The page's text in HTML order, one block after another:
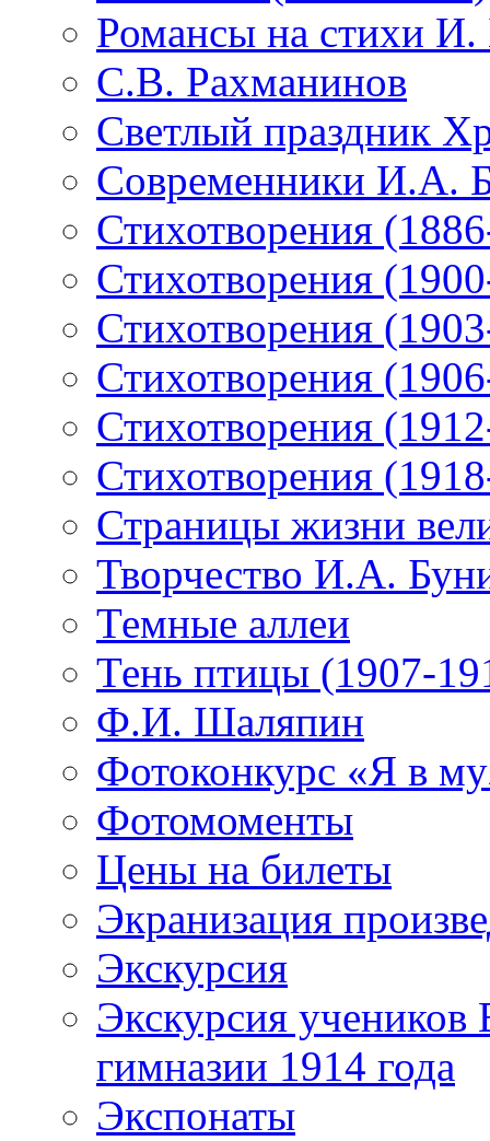
Романсы на стихи И.
С.В. Рахманинов
Светлый праздник
Современники И.А.
Стихотворения
Стихотворения
Стихотворения
Стихотворения
Стихотворения
Стихотворения
Страницы жизни
Творчество И.А.
Темные аллеи
Тень птицы (1907-
Ф.И. Шаляпин
Фотоконкурс «Я в
Фотомоменты
Цены на билеты
Экранизация
Экскурсия
Экскурсия
гимназии 1914 года
Экспонаты